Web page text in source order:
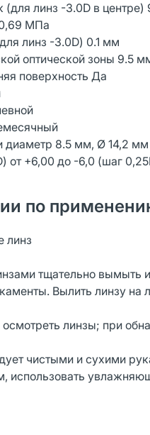
(для линз -3.0D в центре)
MПa
линз -3.0D) 0.1 мм
оптической зоны 9.5
поверхность Да
диаметр 8.5 мм, Ø 14,2 мм
от +6,00 до -6,0 (шаг
по
линз
тщательно
Вылить линзу на
линзы; при
чистыми и сухими
использовать